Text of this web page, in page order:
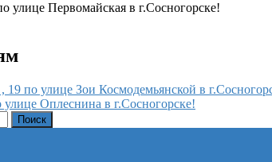
Первомайская в г.Сосногорске!
по улице Зои Космодемьянской в
Оплеснина в г.Сосногорске!